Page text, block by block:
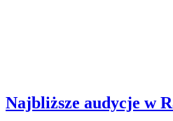
Najbliższe audycje w